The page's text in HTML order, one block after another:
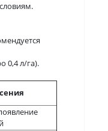
0,4 л/га).